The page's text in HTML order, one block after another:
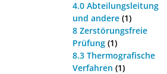
4.0 Abteilungsleitung
und andere (1)
8 Zerstörungsfreie
Prüfung (1)
8.3 Thermografische
Verfahren (1)